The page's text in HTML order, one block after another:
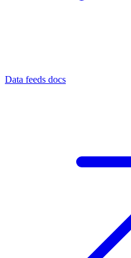
Data feeds docs